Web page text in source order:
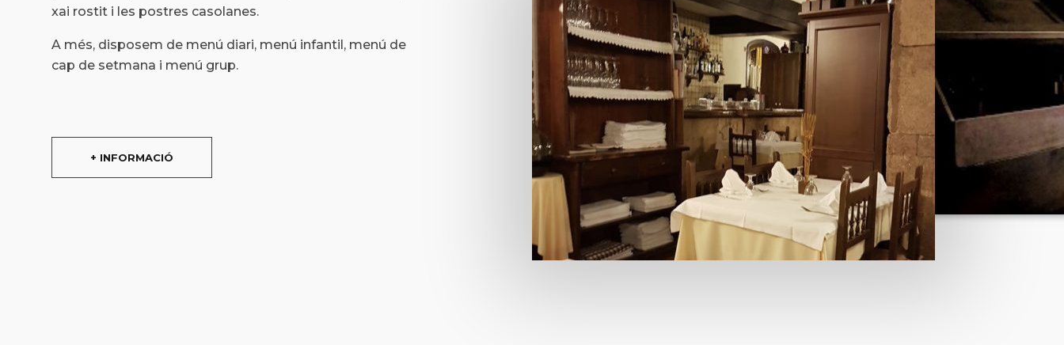
xai rostit i les postres casolanes.
A més, disposem de menú diari, menú infantil, menú de
cap de setmana i menú grup.
+ INFORMACIÓ